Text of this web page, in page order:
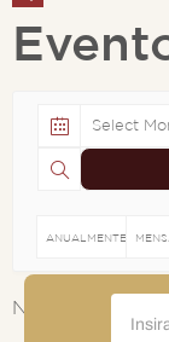
ANUALMENTE
Nenhum evento
POR